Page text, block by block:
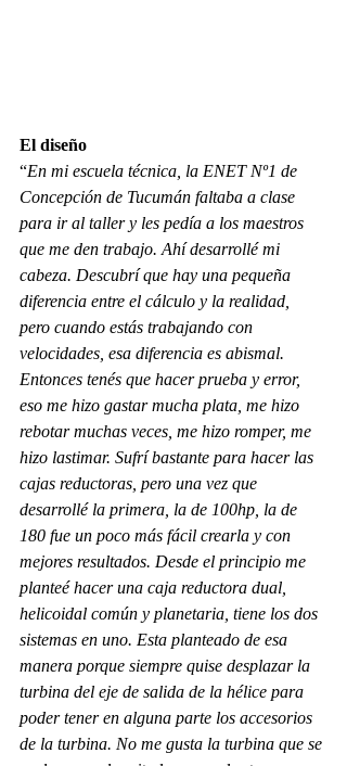
El diseño
“En mi escuela técnica, la ENET Nº1 de
Concepción de Tucumán faltaba a clase
para ir al taller y les pedía a los maestros
que me den trabajo. Ahí desarrollé mi
cabeza. Descubrí que hay una pequeña
diferencia entre el cálculo y la realidad,
pero cuando estás trabajando con
velocidades, esa diferencia es abismal.
Entonces tenés que hacer prueba y error,
eso me hizo gastar mucha plata, me hizo
rebotar muchas veces, me hizo romper, me
hizo lastimar. Sufrí bastante para hacer las
cajas reductoras, pero una vez que
desarrollé la primera, la de 100hp, la de
180 fue un poco más fácil crearla y con
mejores resultados. Desde el principio me
planteé hacer una caja reductora dual,
helicoidal común y planetaria, tiene los dos
sistemas en uno. Esta planteado de esa
manera porque siempre quise desplazar la
turbina del eje de salida de la hélice para
poder tener en alguna parte los accesorios
de la turbina. No me gusta la turbina que se